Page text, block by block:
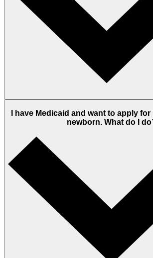
I have Medicaid and want to apply
newborn. What do I